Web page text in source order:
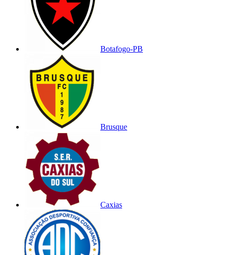
Botafogo-PB
Brusque
Caxias